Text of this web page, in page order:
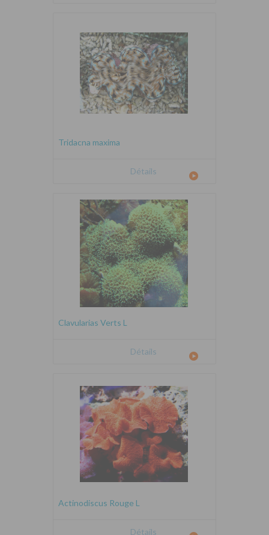
Tridacna maxima
Détails
Clavularias Verts L
Détails
Actinodiscus Rouge L
Détails